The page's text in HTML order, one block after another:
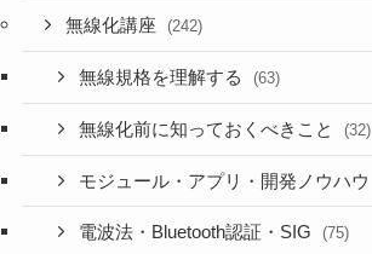
無線化講座 (242)
無線規格を理解する (63)
無線化前に知っておくべきこと (32)
モジュール・アプリ・開発ノウハウ
電波法・Bluetooth認証・SIG (75)